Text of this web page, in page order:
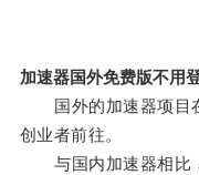
加速器国外免费版不用
国外的加速器项目
创业者前往。
与国内加速器相比